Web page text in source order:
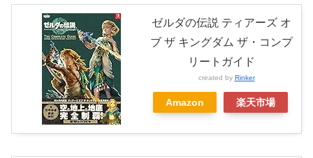
ゼルダの伝説 ティアーズ オ
ブ ザ キングダム ザ・コンプ
リートガイド
created by Rinker
Amazon 楽天市場